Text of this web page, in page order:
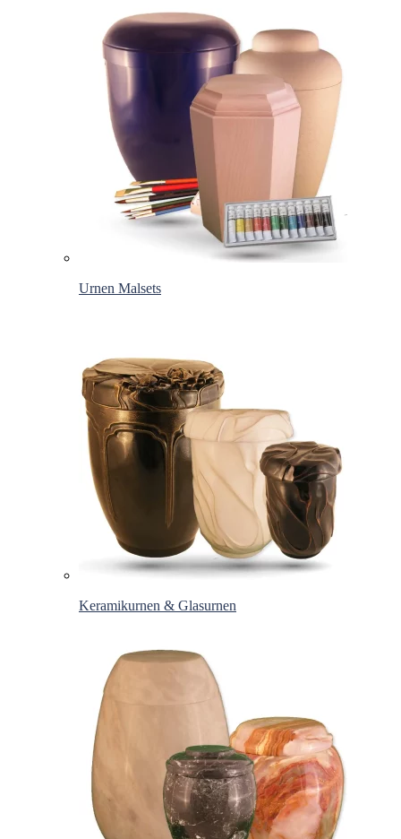
Urnen Malsets
Keramikurnen & Glasurnen